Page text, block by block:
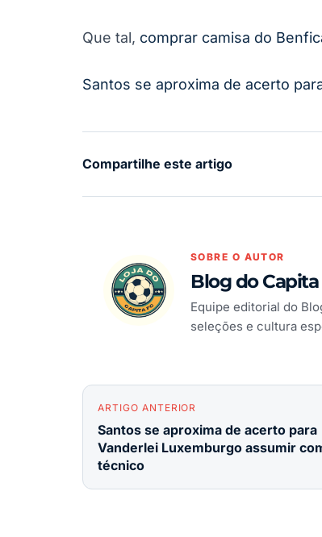
Que tal, comprar camisa do
Santos se aproxima de acerto
Compartilhe este artigo
SOBRE O AUTOR
Blog do Capita
Equipe editorial do
seleções e cultura
ARTIGO ANTERIOR
Santos se aproxima de acerto para
Vanderlei Luxemburgo assumir
técnico